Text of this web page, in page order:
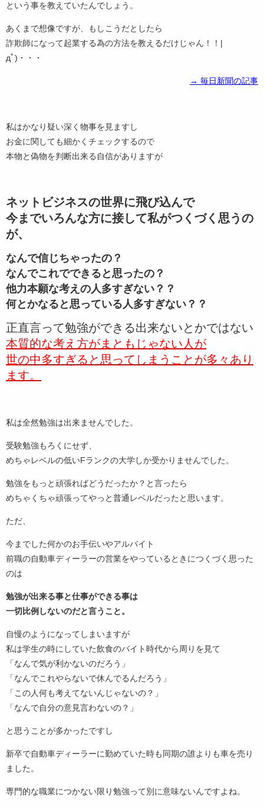
という事を教えていたんでしょう。
あくまで想像ですが、もしこうだとしたら
詐欺師になって起業する為の方法を教えるだけじゃん！！|
дﾟ)・・・
→ 毎日新聞の記事
私はかなり疑い深く物事を見ますし
お金に関しても細かくチェックするので
本物と偽物を判断出来る自信がありますが
ネットビジネスの世界に飛び込んで
今までいろんな方に接して私がつくづく思うの
が、
なんで信じちゃったの？
なんでこれでできると思ったの？
他力本願な考えの人多すぎない？？
何とかなると思っている人多すぎない？？
正直言って勉強ができる出来ないとかではない
本質的な考え方がまともじゃない人が
世の中多すぎると思ってしまうことが多々あり
ます。
私は全然勉強は出来ませんでした。
受験勉強もろくにせず、
めちゃレベルの低いFランクの大学しか受かりませんでした。
勉強をもっと頑張ればどうだったか？と言ったら
めちゃくちゃ頑張ってやっと普通レベルだったと思います。
ただ、
今までした何かのお手伝いやアルバイト
前職の自動車ディーラーの営業をやっているときにつくづく思った
のは
勉強が出来る事と仕事ができる事は
一切比例しないのだと言うこと。
自慢のようになってしまいますが
私は学生の時にしていた飲食のバイト時代から周りを見て
「なんで気が利かないのだろう」
「なんでこれやらないで休んでるんだろう」
「この人何も考えてないんじゃないの？」
「なんで自分の意見言わないの？」
と思うことが多かったですし
新卒で自動車ディーラーに勤めていた時も同期の誰よりも車を売り
ました。
専門的な職業につかない限り勉強って別に意味ないんですよね。